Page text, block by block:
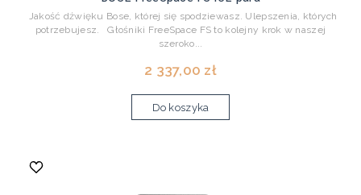
Jakość dźwięku Bose, której się spodziewasz. Ulepszenia, których
potrzebujesz. Głośniki FreeSpace FS to kolejny krok w naszej
szeroko...
2 337,00 zł
Do koszyka